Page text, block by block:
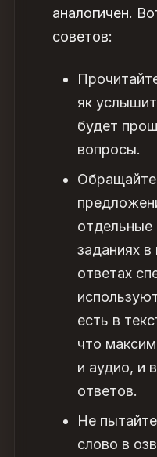
аналогичен.
советов:
як
будет
вопросы.
отдельные
заданиях
ответах
есть в
что
и аудио, и
ответов.
Не
слово в